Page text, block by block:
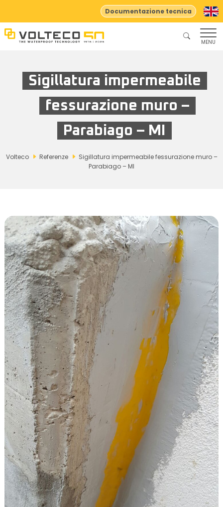
Documentazione tecnica
MENU
Sigillatura impermeabile
fessurazione muro –
Parabiago – MI
Volteco Referenze
Sigillatura impermeabile fessurazione muro –
Parabiago – MI